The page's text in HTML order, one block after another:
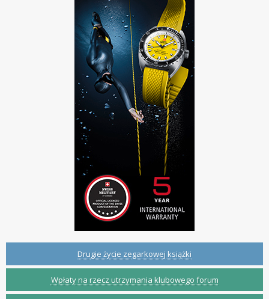
Drugie życie zegarkowej książki
Wpłaty na rzecz utrzymania klubowego forum